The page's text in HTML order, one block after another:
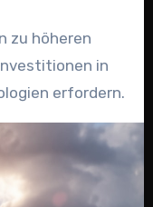
zu höheren
in
erfordern.